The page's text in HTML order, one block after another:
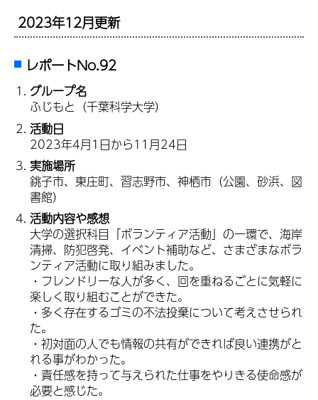
2023年12月更新
レポートNo.92
グループ名
ふじもと（千葉科学大学）
活動日
2023年4月1日から11月24日
実施場所
銚子市、東庄町、習志野市、神栖市（公園、砂浜、図
書館）
活動内容や感想
大学の選択科目「ボランティア活動」の一環で、海岸
清掃、防犯啓発、イベント補助など、さまざまなボラ
ンティア活動に取り組みました。
・フレンドリーな人が多く、回を重ねるごとに気軽に
楽しく取り組むことができた。
・多く存在するゴミの不法投棄について考えさせられ
た。
・初対面の人でも情報の共有ができれば良い連携がと
れる事がわかった。
・責任感を持って与えられた仕事をやりきる使命感が
必要と感じた。